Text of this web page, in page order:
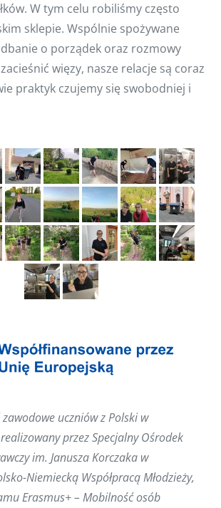
W tym celu robiliśmy często
sklepie. Wspólnie spożywane
dbanie o porządek oraz rozmowy
więzy, nasze relacje są coraz
praktyk czujemy się swobodniej i
uczniów z Polski w
przez Specjalny Ośrodek
im. Janusza Korczaka w
Niemiecką Współpracą Młodzieży,
Erasmus+ – Mobilność osób